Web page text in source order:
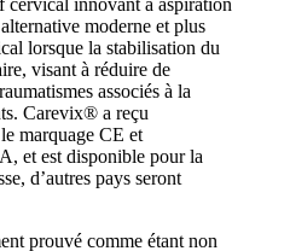
innovant à aspiration
moderne et plus
lorsque la stabilisation du
visant à réduire de
associés à la
Carevix® a reçu
marquage CE et
et est disponible pour la
d’autres pays seront
prouvé comme étant non